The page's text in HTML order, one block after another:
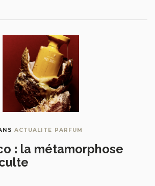
ACTUALITE PARFUM
: la métamorphose